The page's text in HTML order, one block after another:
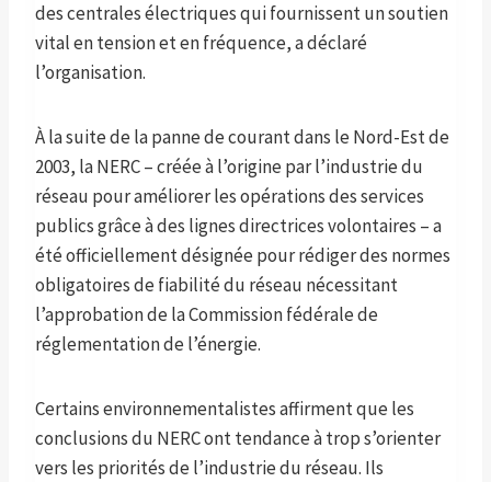
des centrales électriques qui fournissent un soutien
vital en tension et en fréquence, a déclaré
l’organisation.
À la suite de la panne de courant dans le Nord-Est de
2003, la NERC – créée à l’origine par l’industrie du
réseau pour améliorer les opérations des services
publics grâce à des lignes directrices volontaires – a
été officiellement désignée pour rédiger des normes
obligatoires de fiabilité du réseau nécessitant
l’approbation de la Commission fédérale de
réglementation de l’énergie.
Certains environnementalistes affirment que les
conclusions du NERC ont tendance à trop s’orienter
vers les priorités de l’industrie du réseau. Ils